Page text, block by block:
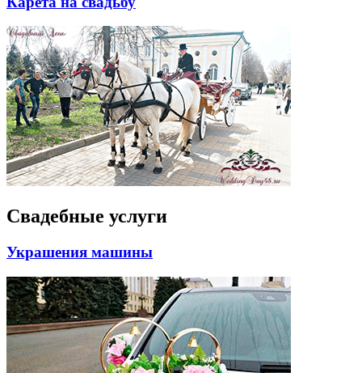
Свадебные услуги
Украшения машины